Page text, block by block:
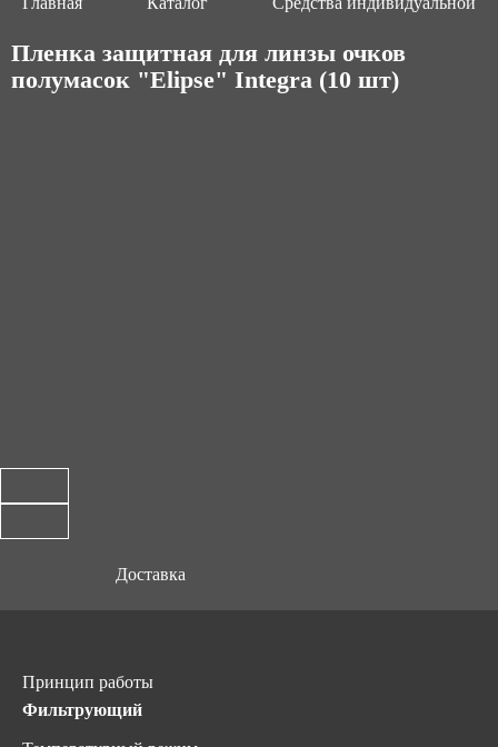
Пленка защитная для линзы очков
полумасок "Elipse" Integra (10 шт)
Доставка
Принцип работы
Фильтрующий